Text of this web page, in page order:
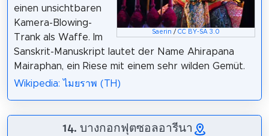
Saerin /CC BY-SA 3.0
einen unsichtbaren
Kamera-Blowing-
Trank als Waffe. Im
Sanskrit-Manuskript lautet der Name Ahirapana
Mairaphan, ein Riese mit einem sehr wilden Gemüt.
Wikipedia: ไมยราพ (TH)
14. บางกอกฟุตซอลอารีนา